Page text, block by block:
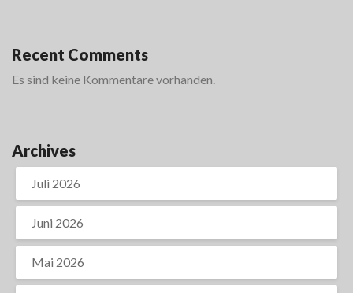
Recent Comments
Es sind keine Kommentare vorhanden.
Archives
Juli 2026
Juni 2026
Mai 2026